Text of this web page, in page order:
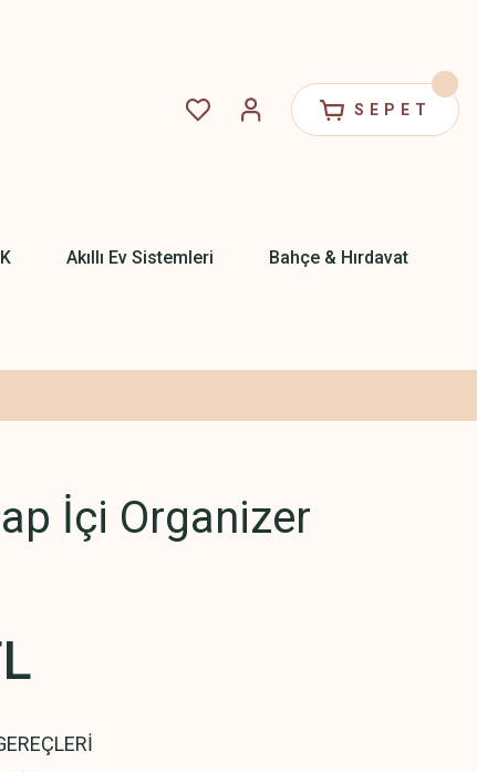
SEPET
Akıllı Ev Sistemleri Bahçe & Hırdavat
İçi Organizer